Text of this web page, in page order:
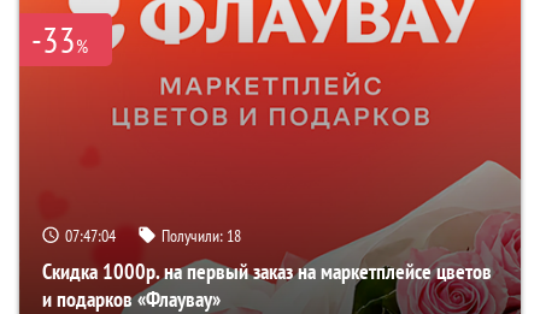
-33%
07:47:03 Получили: 18
Скидка 1000р. на первый заказ на маркетплейсе цветов
и подарков «Флаувау»